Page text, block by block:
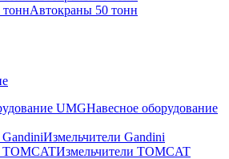
Автокраны 50 тонн
Навесное оборудование
Измельчители Gandini
Измельчители TOMCAT